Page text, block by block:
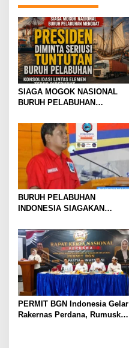
p
o
s
SIAGA MOGOK NASIONAL
BURUH PELABUHAN
DIMINTA SERIUSI TUNTUTAN
BURUH PELABUHAN,
KONSOLIDASI LINTAS
ELEMEN DEWAN BURUH
PELABUHAN INDONESIA
TERUS DIPERKUAT
BURUH PELABUHAN
INDONESIA SIAGAKAN
PERMIT BGN Indonesia Gelar
Rakernas Perdana, Rumuskan